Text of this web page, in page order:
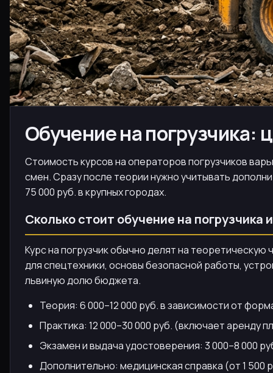
Обучение на погрузчика:
Стоимость курсов на операторов погрузчиков
смен. Сразу после теории нужно учитывать
75 000 руб. в крупных городах.
Сколько стоит обучение на погрузчика
Курс на погрузчик обычно делят на
для спецтехники, основы безопасной работы,
львиную долю бюджета.
Теория: 6 000–12 000 руб. в зависимости от
Практика: 12 000–30 000 руб. (включает аренду
Экзамен и выдача удостоверения: 3 000–8 000
Дополнительно: медицинская справка (от 1 500